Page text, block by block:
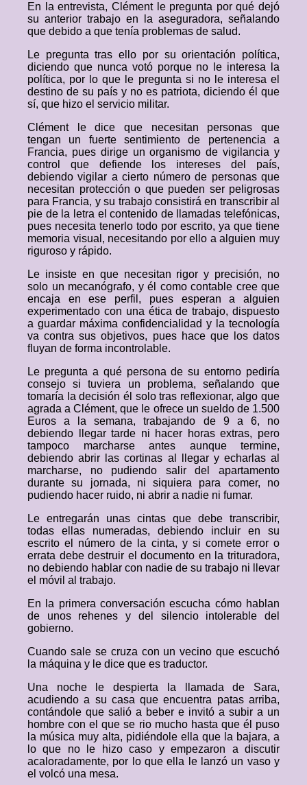
En la entrevista, Clément le pregunta por qué dejó
su anterior trabajo en la aseguradora, señalando
que debido a que tenía problemas de salud.
Le pregunta tras ello por su orientación política,
diciendo que nunca votó porque no le interesa la
política, por lo que le pregunta si no le interesa el
destino de su país y no es patriota, diciendo él que
sí, que hizo el servicio militar.
Clément le dice que necesitan personas que
tengan un fuerte sentimiento de pertenencia a
Francia, pues dirige un organismo de vigilancia y
control que defiende los intereses del país,
debiendo vigilar a cierto número de personas que
necesitan protección o que pueden ser peligrosas
para Francia, y su trabajo consistirá en transcribir al
pie de la letra el contenido de llamadas telefónicas,
pues necesita tenerlo todo por escrito, ya que tiene
memoria visual, necesitando por ello a alguien muy
riguroso y rápido.
Le insiste en que necesitan rigor y precisión, no
solo un mecanógrafo, y él como contable cree que
encaja en ese perfil, pues esperan a alguien
experimentado con una ética de trabajo, dispuesto
a guardar máxima confidencialidad y la tecnología
va contra sus objetivos, pues hace que los datos
fluyan de forma incontrolable.
Le pregunta a qué persona de su entorno pediría
consejo si tuviera un problema, señalando que
tomaría la decisión él solo tras reflexionar, algo que
agrada a Clément, que le ofrece un sueldo de 1.500
Euros a la semana, trabajando de 9 a 6, no
debiendo llegar tarde ni hacer horas extras, pero
tampoco marcharse antes aunque termine,
debiendo abrir las cortinas al llegar y echarlas al
marcharse, no pudiendo salir del apartamento
durante su jornada, ni siquiera para comer, no
pudiendo hacer ruido, ni abrir a nadie ni fumar.
Le entregarán unas cintas que debe transcribir,
todas ellas numeradas, debiendo incluir en su
escrito el número de la cinta, y si comete error o
errata debe destruir el documento en la trituradora,
no debiendo hablar con nadie de su trabajo ni llevar
el móvil al trabajo.
En la primera conversación escucha cómo hablan
de unos rehenes y del silencio intolerable del
gobierno.
Cuando sale se cruza con un vecino que escuchó
la máquina y le dice que es traductor.
Una noche le despierta la llamada de Sara,
acudiendo a su casa que encuentra patas arriba,
contándole que salió a beber e invitó a subir a un
hombre con el que se rio mucho hasta que él puso
la música muy alta, pidiéndole ella que la bajara, a
lo que no le hizo caso y empezaron a discutir
acaloradamente, por lo que ella le lanzó un vaso y
el volcó una mesa.